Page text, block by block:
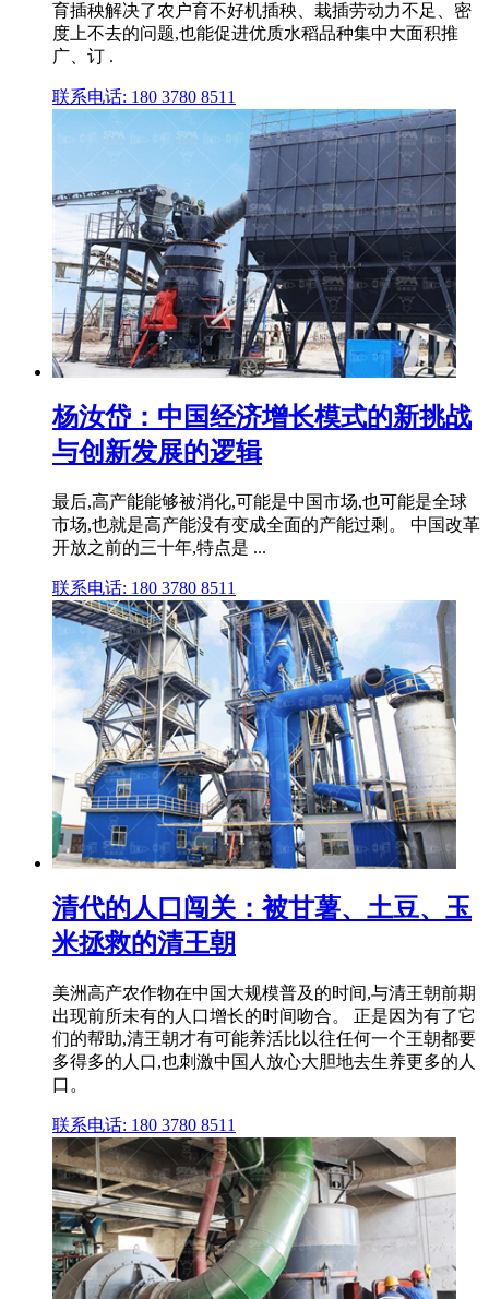
育插秧解决了农户育不好机插秧、栽插劳动力不足、密
度上不去的问题,也能促进优质水稻品种集中大面积推
广、订 .
联系电话: 180 3780 8511
杨汝岱：中国经济增长模式的新挑战
与创新发展的逻辑
最后,高产能能够被消化,可能是中国市场,也可能是全球
市场,也就是高产能没有变成全面的产能过剩。 中国改革
开放之前的三十年,特点是 ...
联系电话: 180 3780 8511
清代的人口闯关：被甘薯、土豆、玉
米拯救的清王朝
美洲高产农作物在中国大规模普及的时间,与清王朝前期
出现前所未有的人口增长的时间吻合。 正是因为有了它
们的帮助,清王朝才有可能养活比以往任何一个王朝都要
多得多的人口,也刺激中国人放心大胆地去生养更多的人
口。
联系电话: 180 3780 8511